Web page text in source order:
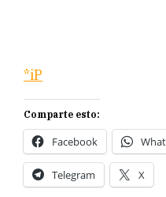
*iP
Comparte esto:
Facebook
Telegram X